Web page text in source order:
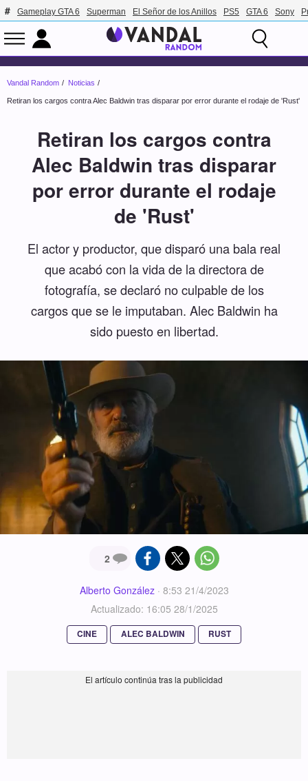
Gameplay GTA 6 Superman El Señor de los Anillos PS5 GTA 6 Sony
Vandal Random Noticias
Retiran los cargos contra Alec Baldwin tras disparar por error durante el rodaje de 'Rust'
Retiran los cargos contra
Alec Baldwin tras disparar
por error durante el rodaje
de 'Rust'
El actor y productor, que disparó una bala real
que acabó con la vida de la directora de
fotografía, se declaró no culpable de los
cargos que se le imputaban. Alec Baldwin ha
sido puesto en libertad.
2
Alberto González· 8:53 21/4/2023
Actualizado: 16:05 28/1/2025
CINE ALEC BALDWIN RUST